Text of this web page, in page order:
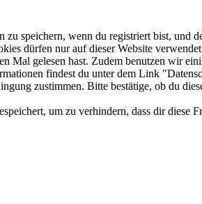
speichern, wenn du registriert bist, und
dürfen nur auf dieser Website
Mal gelesen hast. Zudem benutzen wir
findest du unter dem Link
zustimmen. Bitte bestätige, ob du
um zu verhindern, dass dir